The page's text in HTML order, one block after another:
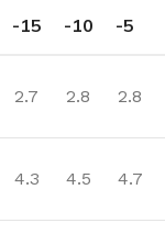
-15 -10 -5
2.7 2.8 2.8
4.3 4.5 4.7